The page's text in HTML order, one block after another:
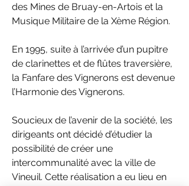
des Mines de Bruay-en-Artois et la
Musique Militaire de la Xème Région.
En 1995, suite à l’arrivée d’un pupitre
de clarinettes et de flûtes traversière,
la Fanfare des Vignerons est devenue
l’Harmonie des Vignerons.
Soucieux de l’avenir de la société, les
dirigeants ont décidé d’étudier la
possibilité de créer une
intercommunalité avec la ville de
Vineuil. Cette réalisation a eu lieu en